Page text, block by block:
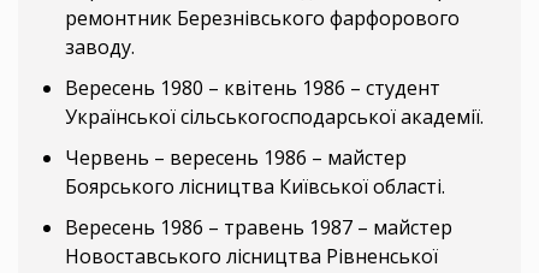
ремонтник Березнівського фарфорового
заводу.
Вересень 1980 – квітень 1986 – студент
Української сільськогосподарської академії.
Червень – вересень 1986 – майстер
Боярського лісництва Київської області.
Вересень 1986 – травень 1987 – майстер
Новоставського лісництва Рівненської